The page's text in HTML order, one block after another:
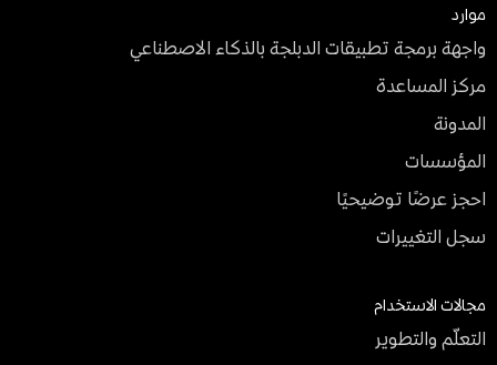
موارد
واجهة برمجة تطبيقات الدبلجة بالذكاء الاصطناعي
مركز المساعدة
المدونة
المؤسسات
احجز عرضًا توضيحيًا
سجل التغييرات
مجالات الاستخدام
التعلّم والتطوير